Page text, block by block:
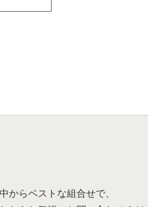
からベストな組合せで、